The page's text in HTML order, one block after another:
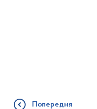
Попередня